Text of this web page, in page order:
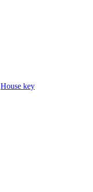
House key